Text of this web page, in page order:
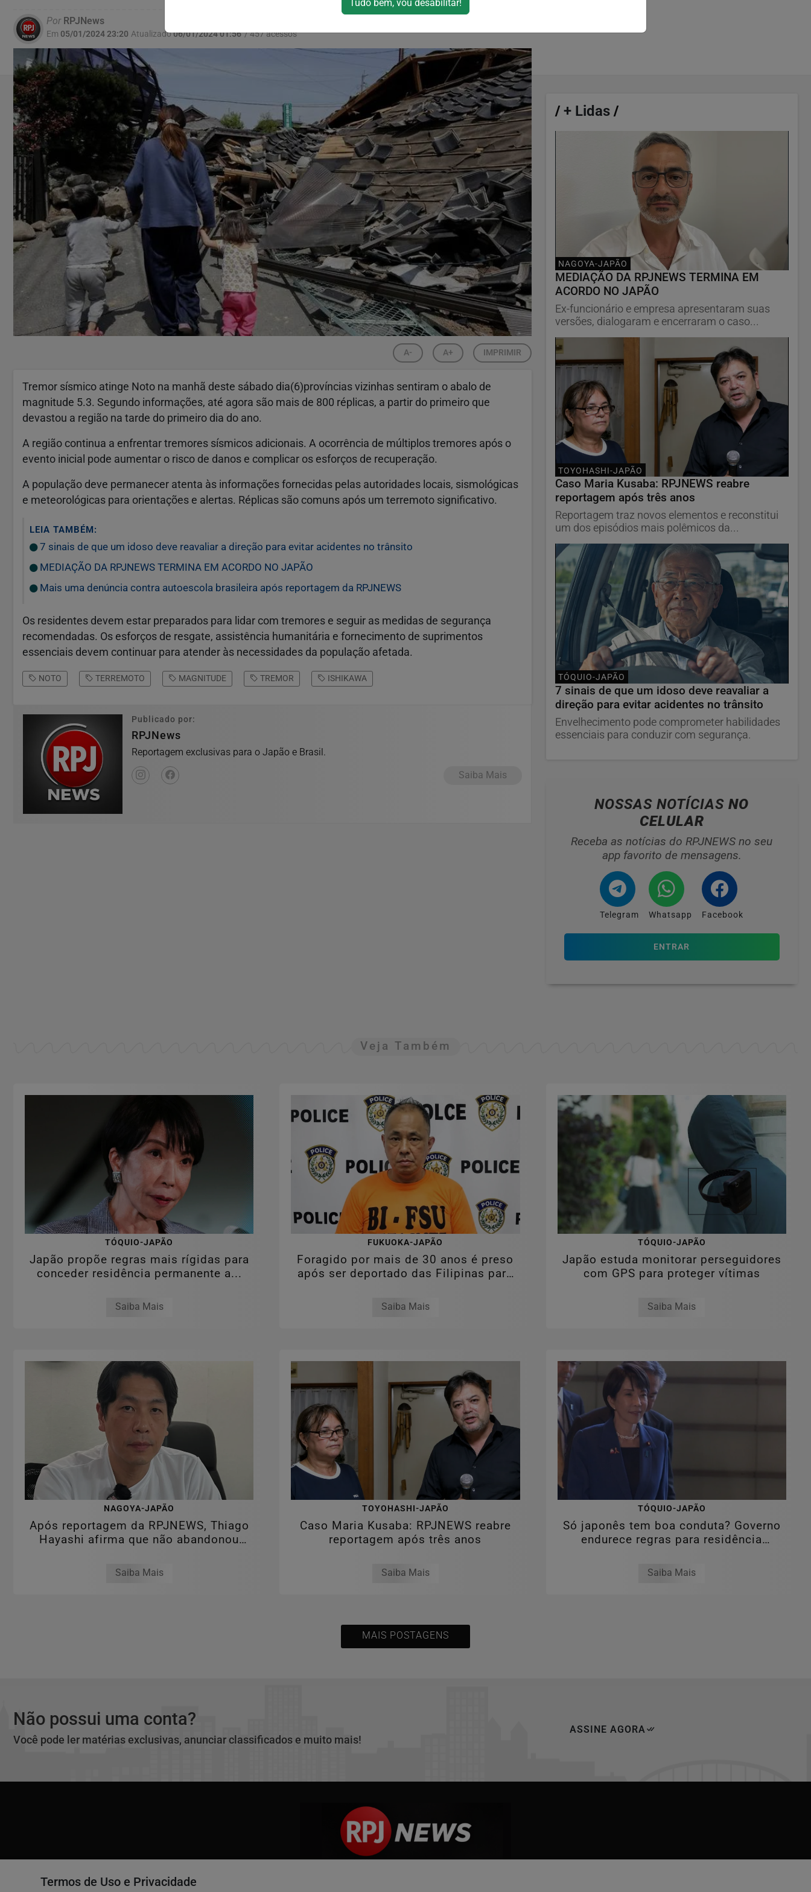
PorRPJNews
Em 05/01/2024 23:20 Atualizado06/01/2024 01:56 / 457 acessos
A- A+ IMPRIMIR
Tremor sísmico atinge Noto na manhã deste sábado dia(6)províncias vizinhas sentiram o abalo de
magnitude 5.3. Segundo informações, até agora são mais de 800 réplicas, a partir do primeiro que
devastou a região na tarde do primeiro dia do ano.
A região continua a enfrentar tremores sísmicos adicionais. A ocorrência de múltiplos tremores após o
evento inicial pode aumentar o risco de danos e complicar os esforços de recuperação.
A população deve permanecer atenta às informações fornecidas pelas autoridades locais, sismológicas
e meteorológicas para orientações e alertas. Réplicas são comuns após um terremoto significativo.
LEIA TAMBÉM:
7 sinais de que um idoso deve reavaliar a direção para evitar acidentes no trânsito
MEDIAÇÃO DA RPJNEWS TERMINA EM ACORDO NO JAPÃO
Mais uma denúncia contra autoescola brasileira após reportagem da RPJNEWS
Os residentes devem estar preparados para lidar com tremores e seguir as medidas de segurança
recomendadas. Os esforços de resgate, assistência humanitária e fornecimento de suprimentos
essenciais devem continuar para atender às necessidades da população afetada.
NOTO TERREMOTO MAGNITUDE TREMOR ISHIKAWA
Publicado por:
RPJNews
Reportagem exclusivas para o Japão e Brasil.
Saiba Mais
/+ Lidas /
NAGOYA-JAPÃO
MEDIAÇÃO DA RPJNEWS TERMINA EM
ACORDO NO JAPÃO
Ex-funcionário e empresa apresentaram suas
versões, dialogaram e encerraram o caso...
TOYOHASHI-JAPÃO
Caso Maria Kusaba: RPJNEWS reabre
reportagem após três anos
Reportagem traz novos elementos e reconstitui
um dos episódios mais polêmicos da...
TÓQUIO-JAPÃO
7 sinais de que um idoso deve reavaliar a
direção para evitar acidentes no trânsito
Envelhecimento pode comprometer habilidades
essenciais para conduzir com segurança.
NOSSAS NOTÍCIASNO
CELULAR
Receba as notícias do RPJNEWS no seu
app favorito de mensagens.
Telegram Whatsapp Facebook
ENTRAR
Veja Também
TÓQUIO-JAPÃO
Japão propõe regras mais rígidas para
conceder residência permanente a...
Saiba Mais
FUKUOKA-JAPÃO
Foragido por mais de 30 anos é preso
após ser deportado das Filipinas para
Saiba Mais
TÓQUIO-JAPÃO
Japão estuda monitorar perseguidores
com GPS para proteger vítimas
Saiba Mais
NAGOYA-JAPÃO
Após reportagem da RPJNEWS, Thiago
Hayashi afirma que não abandonou
Saiba Mais
TOYOHASHI-JAPÃO
Caso Maria Kusaba: RPJNEWS reabre
reportagem após três anos
Saiba Mais
TÓQUIO-JAPÃO
Só japonês tem boa conduta? Governo
endurece regras para residência
Saiba Mais
MAIS POSTAGENS
Não possui uma conta?
Você pode ler matérias exclusivas, anunciar classificados e muito mais!
ASSINE AGORA
Tudo bem, vou desabilitar!
Termos de Uso e Privacidade